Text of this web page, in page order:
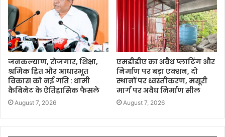
जनकल्याण, रोजगार, शिक्षा,
श्रमिक हित और आधारभूत
विकास को नई गति : धामी
कैबिनेट के ऐतिहासिक फैसले
August 7, 2026
एमडीडीए का अवैध प्लाटिंग और
निर्माण पर बड़ा एक्शन, दो
स्थानों पर ध्वस्तीकरण, मसूरी
मार्ग पर अवैध निर्माण सील
August 7, 2026